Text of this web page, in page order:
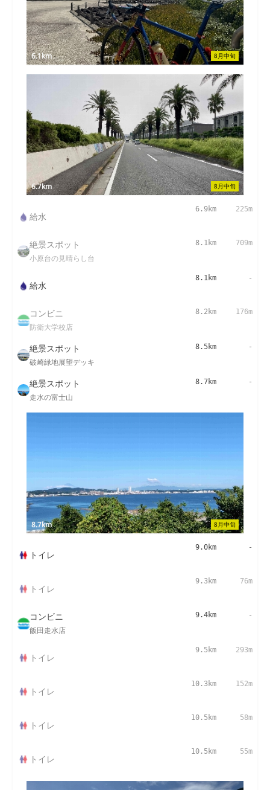
8月中旬
6.1km
8月中旬
6.7km
給水
6.9km 225m
絶景スポット
小原台の見晴らし台
8.1km 709m
給水
8.1km -
コンビニ
防衛大学校店
8.2km 176m
絶景スポット
破崎緑地展望デッキ
8.5km -
絶景スポット
走水の富士山
8.7km -
8月中旬
8.7km
トイレ
9.0km -
トイレ
9.3km 76m
コンビニ
飯田走水店
9.4km -
トイレ
9.5km 293m
トイレ
10.3km 152m
トイレ
10.5km 58m
トイレ
10.5km 55m